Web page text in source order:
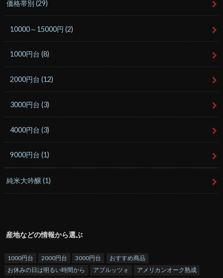
価格帯別(29)
10000～15000円(2)
1000円台(8)
2000円台(12)
3000円台(3)
4000円台(3)
9000円台(1)
純米大吟醸(1)
産地などの情報から選ぶ
1000円台 2000円台 3000円台
おすすめ商品
お休みの日は明るい時間から
アブルッツォ アメリカンオーク熟成